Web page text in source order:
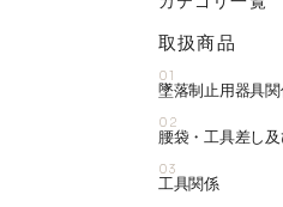
取扱商品
01
墜落制止用器具
02
腰袋・工具差し
03
工具関係